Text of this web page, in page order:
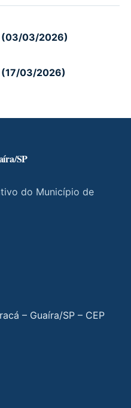
(03/03/2026)
(17/03/2026)
SP
do Município de
– Guaíra/SP – CEP